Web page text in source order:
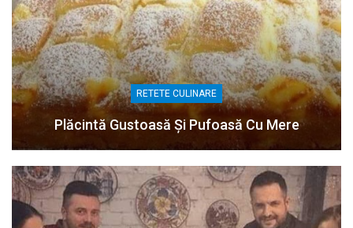
RETETE CULINARE
Plăcintă Gustoasă Și Pufoasă Cu Mere